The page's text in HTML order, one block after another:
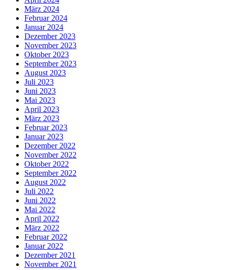
März 2024
Februar 2024
Januar 2024
Dezember 2023
November 2023
Oktober 2023
September 2023
August 2023
Juli 2023
Juni 2023
Mai 2023
April 2023
März 2023
Februar 2023
Januar 2023
Dezember 2022
November 2022
Oktober 2022
September 2022
August 2022
Juli 2022
Juni 2022
Mai 2022
April 2022
März 2022
Februar 2022
Januar 2022
Dezember 2021
November 2021